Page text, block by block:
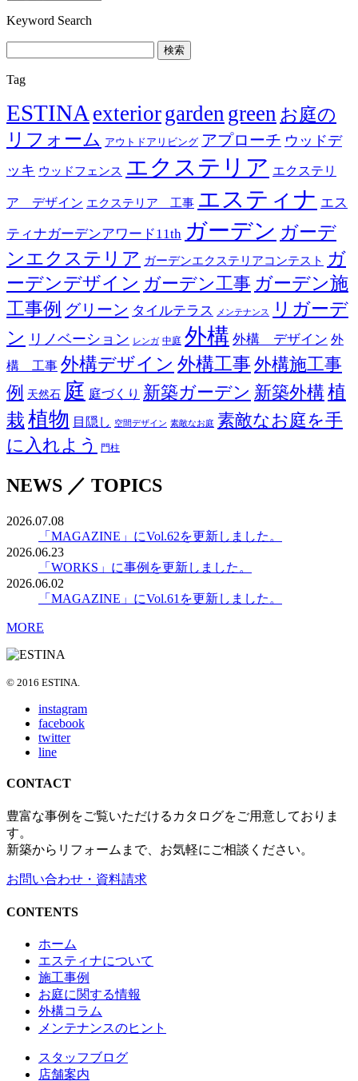
Keyword Search
Tag
ESTINA exteriorgarden green お庭の
リフォーム アウトドアリビング アプローチ ウッドデ
ッキ ウッドフェンス エクステリア エクステリ
ア デザイン エクステリア 工事 エスティナ エス
ティナガーデンアワード11th ガーデン ガーデ
ンエクステリア ガーデンエクステリアコンテスト ガ
ーデンデザイン ガーデン工事 ガーデン施
工事例 グリーン タイルテラス メンテナンス
リガーデ
ン リノベーション レンガ 中庭 外構 外構 デザイン 外
構 工事 外構デザイン 外構工事 外構施工事
例
天然石 庭 庭づくり 新築ガーデン 新築外構植
栽 植物 目隠し 空間デザイン 素敵なお庭 素敵なお庭を手
に入れよう
門柱
NEWS ／ TOPICS
2026.07.08
「MAGAZINE」にVol.62を更新しました。
2026.06.23
「WORKS」に事例を更新しました。
2026.06.02
「MAGAZINE」にVol.61を更新しました。
MORE
© 2016 ESTINA.
instagram
facebook
twitter
line
CONTACT
豊富な事例をご覧いただけるカタログをご用意しておりま
す。
新築からリフォームまで、お気軽にご相談ください。
お問い合わせ・資料請求
CONTENTS
ホーム
エスティナについて
施工事例
お庭に関する情報
外構コラム
メンテナンスのヒント
スタッフブログ
店舗案内